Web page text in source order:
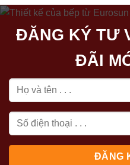
ĐĂNG KÝ TƯ
ĐÃI